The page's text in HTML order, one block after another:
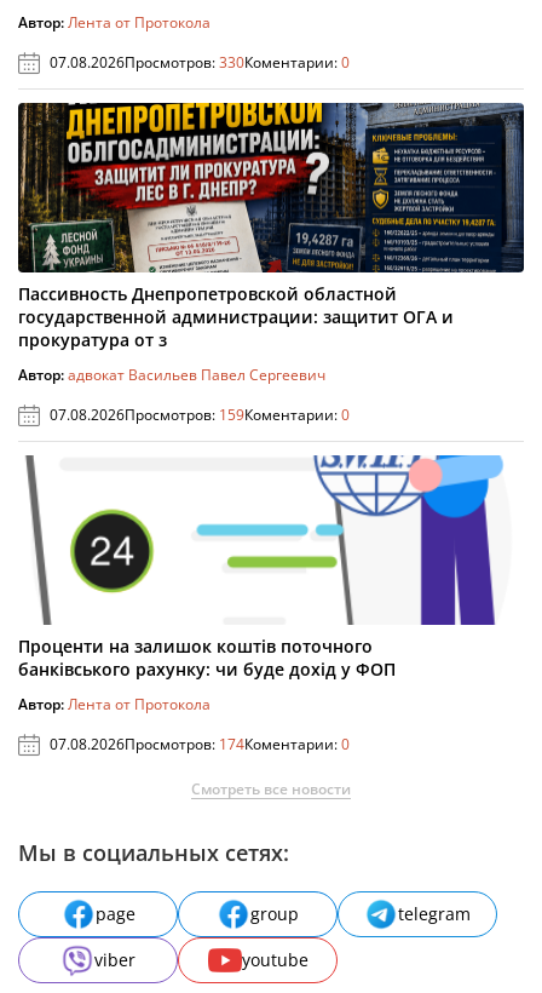
Автор:Лента от Протокола
07.08.2026Просмотров:330Коментарии:0
Пассивность Днепропетровской областной
государственной администрации: защитит ОГА и
прокуратура от з
Автор:адвокат Васильев Павел Сергеевич
07.08.2026Просмотров: 159Коментарии:0
Проценти на залишок коштів поточного
банківського рахунку: чи буде дохід у ФОП
Автор:Лента от Протокола
07.08.2026Просмотров: 174Коментарии:0
Смотреть все новости
Мы в социальных сетях:
page group
telegram
viber
youtube